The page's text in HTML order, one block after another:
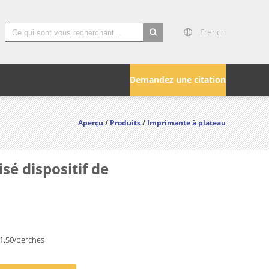
French
Demandez une citation
Aperçu/Produits/Imprimante à plateau
dispositif de
perches